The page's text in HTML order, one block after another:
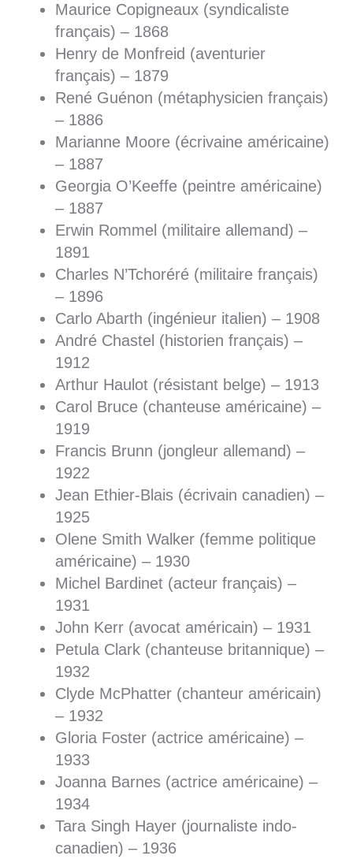
Maurice Copigneaux (syndicaliste
français) – 1868
Henry de Monfreid (aventurier
français) – 1879
René Guénon (métaphysicien français)
– 1886
Marianne Moore (écrivaine américaine)
– 1887
Georgia O’Keeffe (peintre américaine)
– 1887
Erwin Rommel (militaire allemand) –
1891
Charles N’Tchoréré (militaire français)
– 1896
Carlo Abarth (ingénieur italien) – 1908
André Chastel (historien français) –
1912
Arthur Haulot (résistant belge) – 1913
Carol Bruce (chanteuse américaine) –
1919
Francis Brunn (jongleur allemand) –
1922
Jean Ethier-Blais (écrivain canadien) –
1925
Olene Smith Walker (femme politique
américaine) – 1930
Michel Bardinet (acteur français) –
1931
John Kerr (avocat américain) – 1931
Petula Clark (chanteuse britannique) –
1932
Clyde McPhatter (chanteur américain)
– 1932
Gloria Foster (actrice américaine) –
1933
Joanna Barnes (actrice américaine) –
1934
Tara Singh Hayer (journaliste indo-
canadien) – 1936